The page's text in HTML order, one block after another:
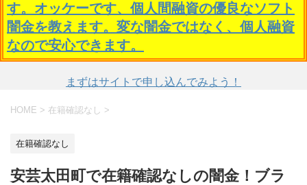
す。オッケーです、個人間融資の優良なソフト
闇金を教えます。変な闇金ではなく、個人融資
なので安心できます。
まずはサイトで申し込んでみよう！
HOME > 在籍確認なし >
在籍確認なし
安芸太田町で在籍確認なしの闇金！ブラ